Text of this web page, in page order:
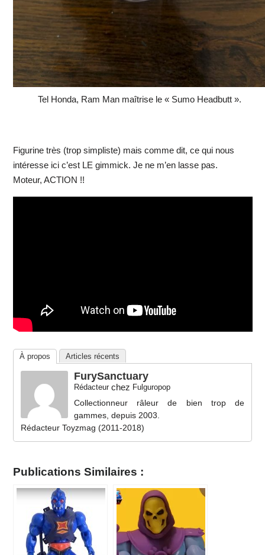
Tel Honda, Ram Man maîtrise le « Sumo Headbutt ».
Figurine très (trop simpliste) mais comme dit, ce qui nous
intéresse ici c’est LE gimmick. Je ne m’en lasse pas.
Moteur, ACTION !!
À propos Articles récents
FurySanctuary
Rédacteurchez Fulguropop
Collectionneur râleur de bien trop de
gammes, depuis 2003.
Rédacteur Toyzmag (2011-2018)
Publications Similaires :